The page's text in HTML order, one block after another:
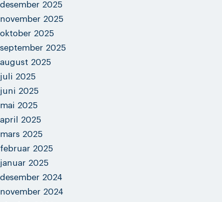
desember 2025
november 2025
oktober 2025
september 2025
august 2025
juli 2025
juni 2025
mai 2025
april 2025
mars 2025
februar 2025
januar 2025
desember 2024
november 2024